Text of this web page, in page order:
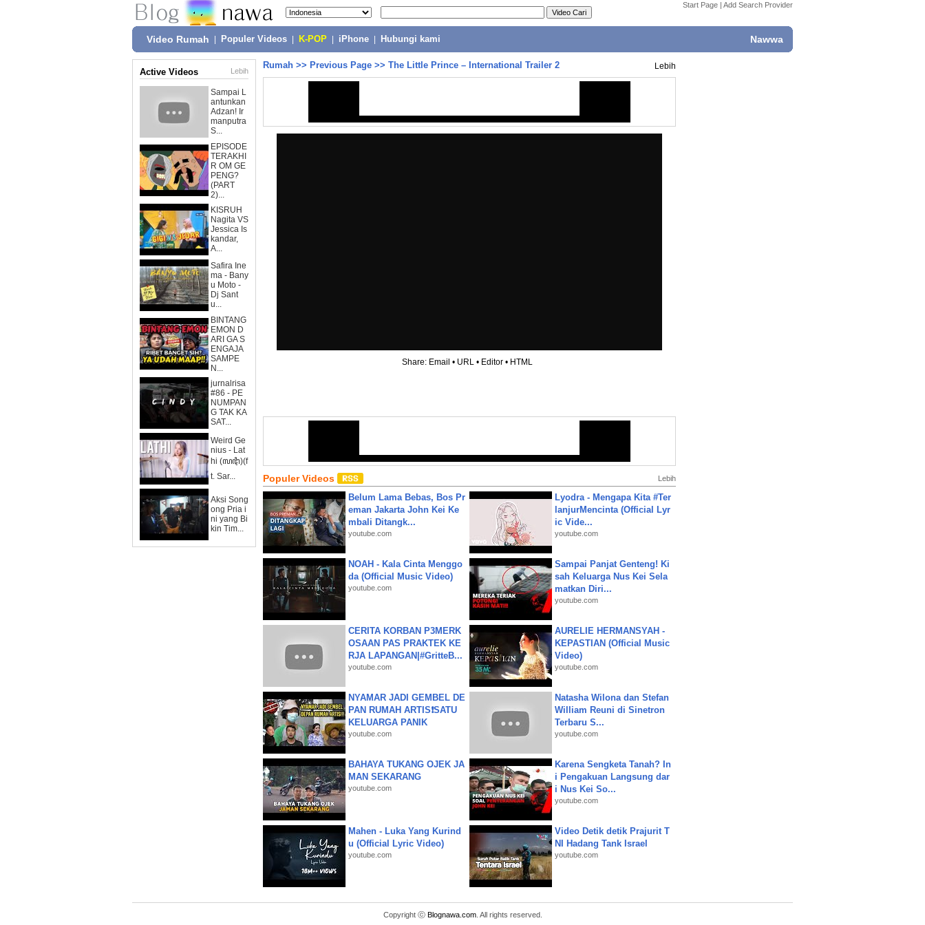
Start Page | Add Search Provider
Video Rumah Populer Videos K-POP iPhone Hubungi kami Nawwa
Active Videos Lebih
Sampai L
antunkan
Adzan! Ir
manputra
S...
EPISODE
TERAKHI
R OM GE
PENG?
(PART
2)...
KISRUH
Nagita VS
Jessica Is
kandar,
A...
Safira Ine
ma - Bany
u Moto -
Dj Sant
u...
BINTANG
EMON D
ARI GA S
ENGAJA
SAMPE
N...
jurnalrisa
#86 - PE
NUMPAN
G TAK KA
SAT...
Weird Ge
nius - Lat
hi (ꦭꦛꦶ)(f
t. Sar...
Aksi Song
ong Pria i
ni yang Bi
kin Tim...
Rumah >> Previous Page >> The Little Prince – International Trailer 2 Lebih
Share: Email • URL • Editor • HTML
Populer Videos Lebih
Belum Lama Bebas, Bos Pr
eman Jakarta John Kei Ke
mbali Ditangk...
youtube.com
Lyodra - Mengapa Kita #Ter
lanjurMencinta (Official Lyr
ic Vide...
youtube.com
NOAH - Kala Cinta Menggo
da (Official Music Video)
youtube.com
Sampai Panjat Genteng! Ki
sah Keluarga Nus Kei Sela
matkan Diri...
youtube.com
CERITA KORBAN P3MERK
OSAAN PAS PRAKTEK KE
RJA LAPANGAN|#GritteB...
youtube.com
AURELIE HERMANSYAH -
KEPASTIAN (Official Music
Video)
youtube.com
NYAMAR JADI GEMBEL DE
PAN RUMAH ARTIS❗SATU
KELUARGA PANIK
youtube.com
Natasha Wilona dan Stefan
William Reuni di Sinetron
Terbaru S...
youtube.com
BAHAYA TUKANG OJEK JA
MAN SEKARANG
youtube.com
Karena Sengketa Tanah? In
i Pengakuan Langsung dar
i Nus Kei So...
youtube.com
Mahen - Luka Yang Kurind
u (Official Lyric Video)
youtube.com
Video Detik detik Prajurit T
NI Hadang Tank Israel
youtube.com
Copyright ⓒ Blognawa.com. All rights reserved.